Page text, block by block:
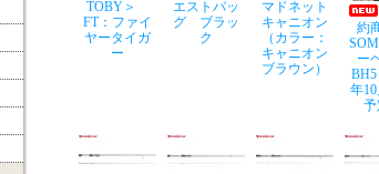
TOBY＞
FT：ファイ
ヤータイガ
ー
エストバッ
グ ブラッ
ク
マドネット
キャニオン
（カラー：
キャニオン
ブラウン）
約
ー
BH5
年
予